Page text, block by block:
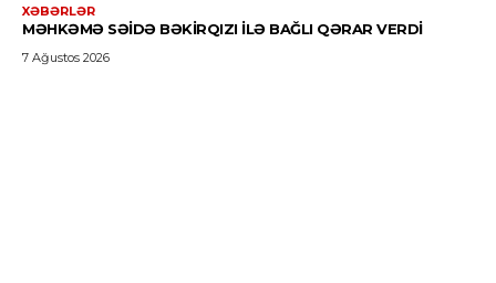
XƏBƏRLƏR
MƏHKƏMƏ SƏIDƏ BƏKIRQIZI ILƏ BAĞLI QƏRAR VERDI
7 Ağustos 2026